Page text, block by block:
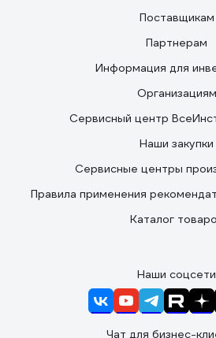
Поставщикам
Партнерам
Информация для
Организациям
Сервисный центр
Наши закупки
Сервисные центры
Правила применения
Каталог
Наши соцсети
Чат для бизнес-